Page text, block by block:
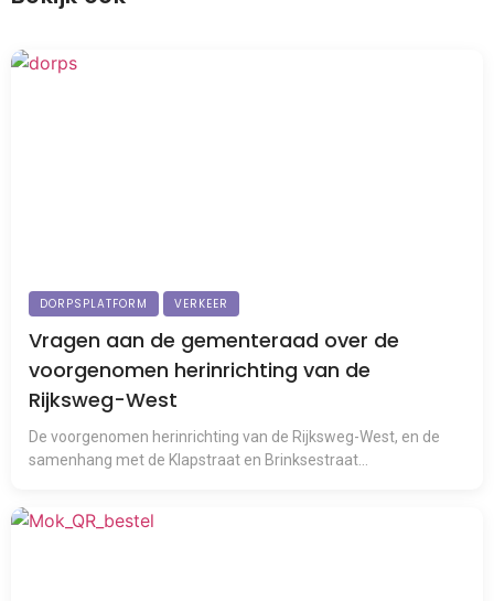
DORPSPLATFORM VERKEER
Vragen aan de gementeraad over de
voorgenomen herinrichting van de
Rijksweg-West
De voorgenomen herinrichting van de Rijksweg-West, en de
samenhang met de Klapstraat en Brinksestraat...